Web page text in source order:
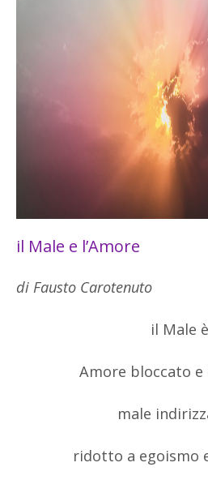
il Male e l’Amore
di Fausto Carotenuto
il Male è
Amore bloccato
male
ridotto a egoismo